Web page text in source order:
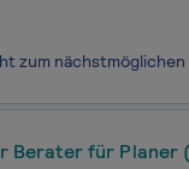
Berater für Planer